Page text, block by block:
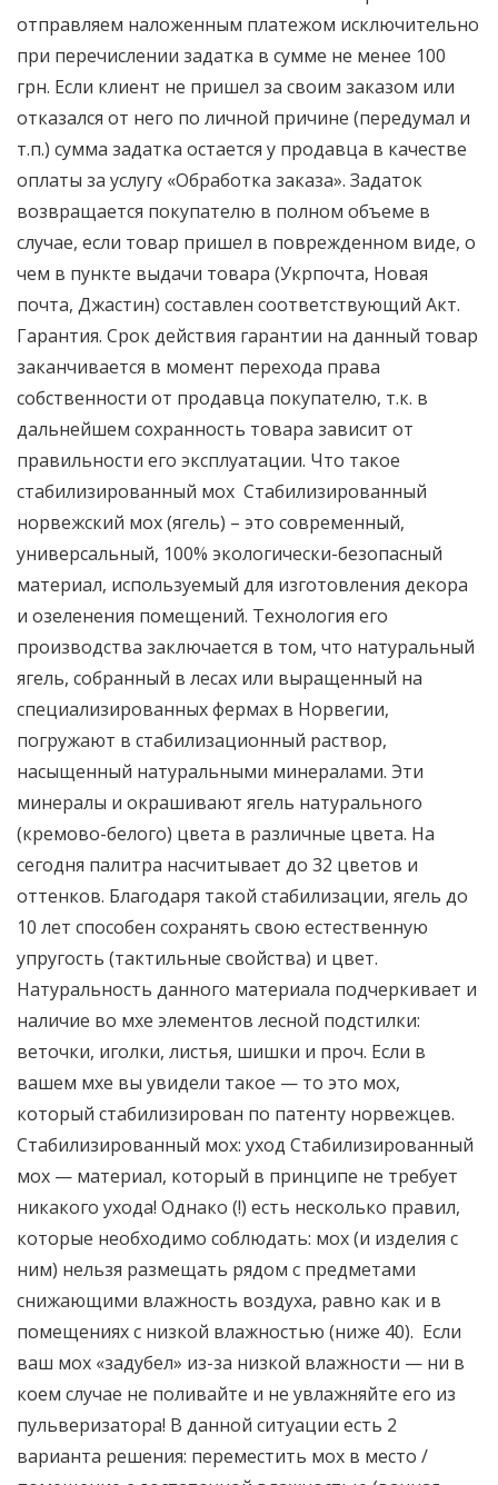
отправляем наложенным платежом исключительно
при перечислении задатка в сумме не менее 100
грн. Если клиент не пришел за своим заказом или
отказался от него по личной причине (передумал и
т.п.) сумма задатка остается у продавца в качестве
оплаты за услугу «Обработка заказа». Задаток
возвращается покупателю в полном объеме в
случае, если товар пришел в поврежденном виде, о
чем в пункте выдачи товара (Укрпочта, Новая
почта, Джастин) составлен соответствующий Акт.
Гарантия. Срок действия гарантии на данный товар
заканчивается в момент перехода права
собственности от продавца покупателю, т.к. в
дальнейшем сохранность товара зависит от
правильности его эксплуатации. Что такое
стабилизированный мох Стабилизированный
норвежский мох (ягель) – это современный,
универсальный, 100% экологически-безопасный
материал, используемый для изготовления декора
и озеленения помещений. Технология его
производства заключается в том, что натуральный
ягель, собранный в лесах или выращенный на
специализированных фермах в Норвегии,
погружают в стабилизационный раствор,
насыщенный натуральными минералами. Эти
минералы и окрашивают ягель натурального
(кремово-белого) цвета в различные цвета. На
сегодня палитра насчитывает до 32 цветов и
оттенков. Благодаря такой стабилизации, ягель до
10 лет способен сохранять свою естественную
упругость (тактильные свойства) и цвет.
Натуральность данного материала подчеркивает и
наличие во мхе элементов лесной подстилки:
веточки, иголки, листья, шишки и проч. Если в
вашем мхе вы увидели такое — то это мох,
который стабилизирован по патенту норвежцев.
Стабилизированный мох: уход Стабилизированный
мох — материал, который в принципе не требует
никакого ухода! Однако (!) есть несколько правил,
которые необходимо соблюдать: мох (и изделия с
ним) нельзя размещать рядом с предметами
снижающими влажность воздуха, равно как и в
помещениях с низкой влажностью (ниже 40). Если
ваш мох «задубел» из-за низкой влажности — ни в
коем случае не поливайте и не увлажняйте его из
пульверизатора! В данной ситуации есть 2
варианта решения: переместить мох в место /